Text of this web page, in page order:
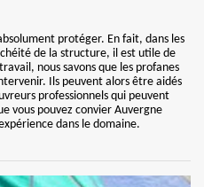
protéger. En fait, dans les
de la structure, il est utile de
nous savons que les profanes
Ils peuvent alors être aidés
professionnels qui peuvent
vous pouvez convier Auvergne
dans le domaine.